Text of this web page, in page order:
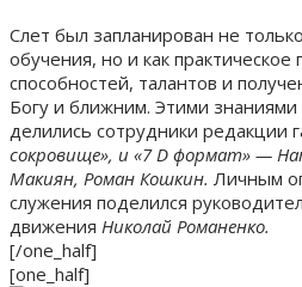
Слет был запланирован не
обучения, но и как
способностей, талантов и
Богу и ближним. Этими
делились сотрудники редакции
сокровище», и «7 D формат» —
Макиян, Роман Кошкин. Личным
служения поделился
движения Николай Романенко.
[/one_half]
[one_half]